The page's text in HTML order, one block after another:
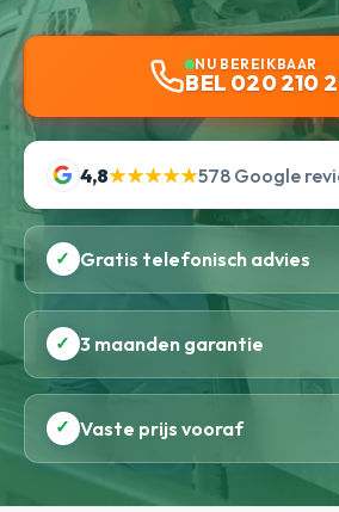
NU BEREIKBAAR
BEL 020 210
4,8★★★★★578 Google
✓ Gratis telefonisch advies
✓ 3 maanden garantie
✓ Vaste prijs vooraf